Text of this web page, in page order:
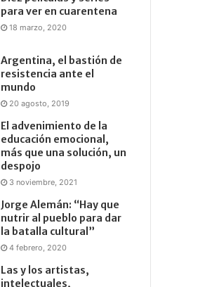
para ver en cuarentena
18 marzo, 2020
Argentina, el bastión de
resistencia ante el
mundo
20 agosto, 2019
El advenimiento de la
educación emocional,
más que una solución, un
despojo
3 noviembre, 2021
Jorge Alemán: “Hay que
nutrir al pueblo para dar
la batalla cultural”
4 febrero, 2020
Las y los artistas,
intelectuales,